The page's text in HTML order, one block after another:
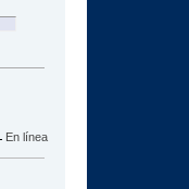
En línea